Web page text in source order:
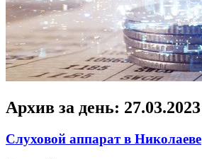
Архив за день: 27.03.2023
Слуховой аппарат в Николаеве